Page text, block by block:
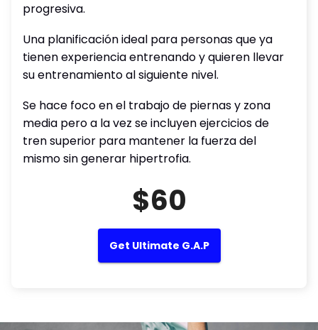
progresiva.
Una planificación ideal para personas que ya
tienen experiencia entrenando y quieren llevar
su entrenamiento al siguiente nivel.
Se hace foco en el trabajo de piernas y zona
media pero a la vez se incluyen ejercicios de
tren superior para mantener la fuerza del
mismo sin generar hipertrofia.
$60
Get Ultimate G.A.P